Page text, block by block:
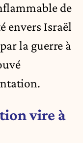
de
envers Israël
la guerre à
vire à